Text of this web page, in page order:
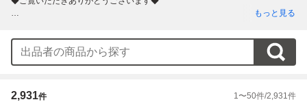
社交ダンス（スタンダード・モダン・ラテン）をはじめ、
フラメンコ・ベリーダンス・フラ・タヒチアン・バレエ・フォークダンスな
ど、
もっと見る
2,931件 1 〜50件/2,931 件